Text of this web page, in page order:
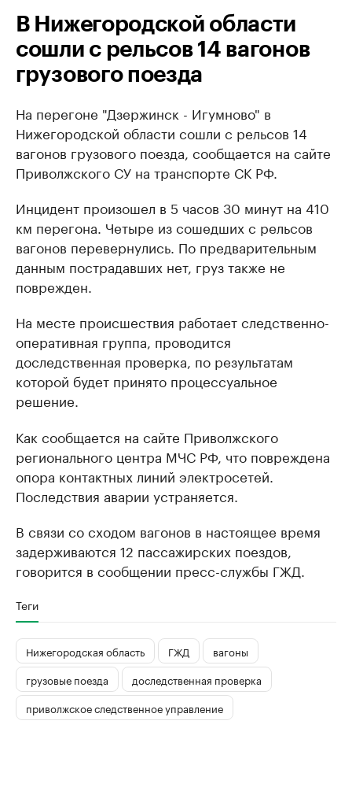
В Нижегородской области
сошли с рельсов 14 вагонов
грузового поезда
На перегоне "Дзержинск - Игумново" в
Нижегородской области сошли с рельсов 14
вагонов грузового поезда, сообщается на сайте
Приволжского СУ на транспорте СК РФ.
Инцидент произошел в 5 часов 30 минут на 410
км перегона. Четыре из сошедших с рельсов
вагонов перевернулись. По предварительным
данным пострадавших нет, груз также не
поврежден.
На месте происшествия работает следствен­но-
оперативная группа, проводится
доследственная проверка, по результатам
которой будет принято пр­оцессуальное
решение.
Как сообщается на сайте Приволжского
регионального центра МЧС РФ, что повреждена
опора контактных линий электросетей.
Последствия аварии устраняется.
В связи со сходом вагонов в настоящее время
задерживаются 12 пассажирских поездов,
говорится в сообщении пресс-службы ГЖД.
Теги
Нижегородская область ГЖД
вагоны
грузовые поезда
доследственная проверка
приволжское следственное управление